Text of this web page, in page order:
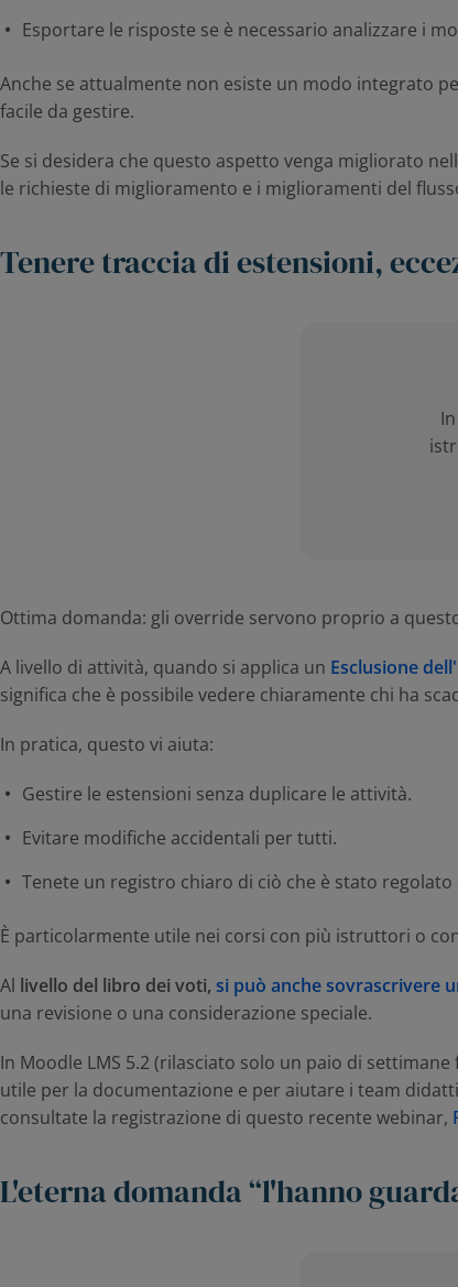
Esportare le risposte se è necessario analizzare i
Anche se attualmente non esiste un modo integrato
facile da gestire.
Se si desidera che questo aspetto venga migliorato
le richieste di miglioramento e i miglioramenti del
Tenere traccia di estensioni,
Ottima domanda: gli override servono proprio a
A livello di attività, quando si applica un Esclusione
significa che è possibile vedere chiaramente chi ha
In pratica, questo vi aiuta:
Gestire le estensioni senza duplicare le attività.
Evitare modifiche accidentali per tutti.
Tenete un registro chiaro di ciò che è stato regolato
È particolarmente utile nei corsi con più istruttori o
Al livello del libro dei voti, si può anche sovrascrivere
una revisione o una considerazione speciale.
In Moodle LMS 5.2 (rilasciato solo un paio di
utile per la documentazione e per aiutare i team
consultate la registrazione di questo recente webinar,
L'eterna domanda “l'hanno